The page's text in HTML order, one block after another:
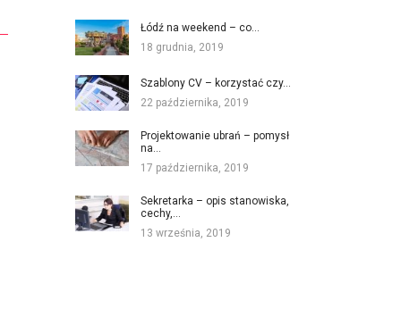
Łódź na weekend – co…
18 grudnia, 2019
Szablony CV – korzystać czy…
22 października, 2019
Projektowanie ubrań – pomysł
na…
17 października, 2019
Sekretarka – opis stanowiska,
cechy,…
13 września, 2019